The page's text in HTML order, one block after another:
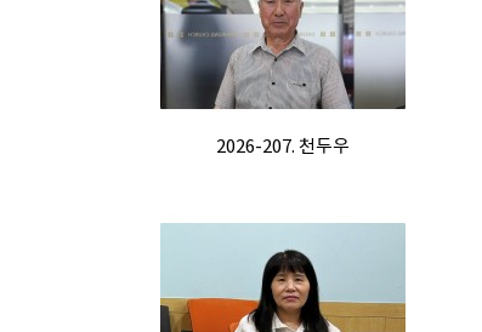
2026-207. 천두우